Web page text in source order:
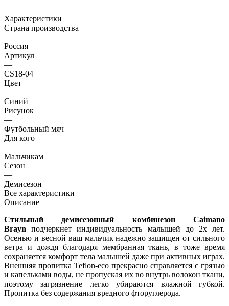
Характеристики
Страна производства
—
Россия
Артикул
—
CS18-04
Цвет
—
Синий
Рисунок
—
Футбольный мяч
Для кого
—
Мальчикам
Сезон
—
Демисезон
Все характеристики
Описание
Стильный демисезонный комбинезон Caimano
Brayn подчеркнет индивидуальность малышей до 2х лет.
Осенью и весной ваш мальчик надежно защищен от сильного
ветра и дождя благодаря мембранная ткань, в тоже время
сохраняется комфорт тела малышей даже при активных играх.
Внешняя пропитка Teflon-eco прекрасно справляется с грязью
и капельками воды, не пропуская их во внутрь волокон ткани,
поэтому загрязнение легко убираются влажной губкой.
Пропитка без содержания вредного фторуглерода.